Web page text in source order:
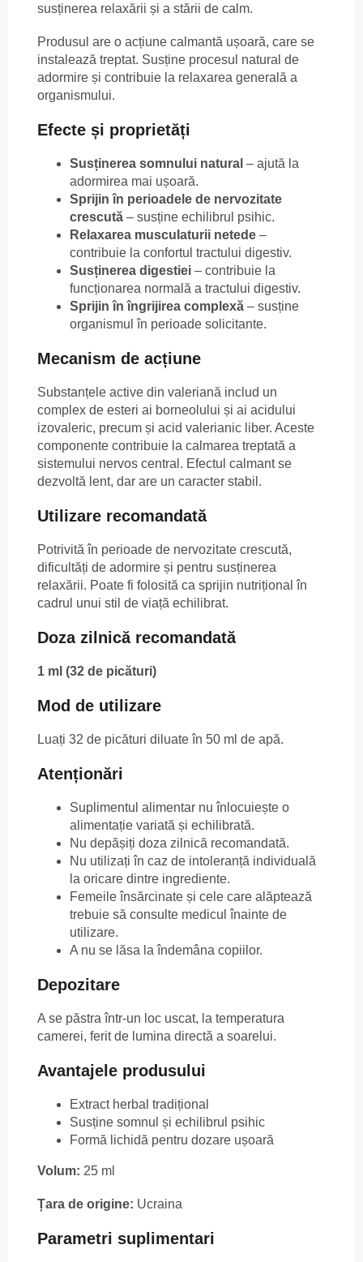
susținerea relaxării și a stării de calm.
Produsul are o acțiune calmantă ușoară, care se
instalează treptat. Susține procesul natural de
adormire și contribuie la relaxarea generală a
organismului.
Efecte și proprietăți
Susținerea somnului natural – ajută la
adormirea mai ușoară.
Sprijin în perioadele de nervozitate
crescută – susține echilibrul psihic.
Relaxarea musculaturii netede –
contribuie la confortul tractului digestiv.
Susținerea digestiei – contribuie la
funcționarea normală a tractului digestiv.
Sprijin în îngrijirea complexă – susține
organismul în perioade solicitante.
Mecanism de acțiune
Substanțele active din valeriană includ un
complex de esteri ai borneolului și ai acidului
izovaleric, precum și acid valerianic liber. Aceste
componente contribuie la calmarea treptată a
sistemului nervos central. Efectul calmant se
dezvoltă lent, dar are un caracter stabil.
Utilizare recomandată
Potrivită în perioade de nervozitate crescută,
dificultăți de adormire și pentru susținerea
relaxării. Poate fi folosită ca sprijin nutrițional în
cadrul unui stil de viață echilibrat.
Doza zilnică recomandată
1 ml (32 de picături)
Mod de utilizare
Luați 32 de picături diluate în 50 ml de apă.
Atenționări
Suplimentul alimentar nu înlocuiește o
alimentație variată și echilibrată.
Nu depășiți doza zilnică recomandată.
Nu utilizați în caz de intoleranță individuală
la oricare dintre ingrediente.
Femeile însărcinate și cele care alăptează
trebuie să consulte medicul înainte de
utilizare.
A nu se lăsa la îndemâna copiilor.
Depozitare
A se păstra într-un loc uscat, la temperatura
camerei, ferit de lumina directă a soarelui.
Avantajele produsului
Extract herbal tradițional
Susține somnul și echilibrul psihic
Formă lichidă pentru dozare ușoară
Volum: 25 ml
Țara de origine: Ucraina
Parametri suplimentari